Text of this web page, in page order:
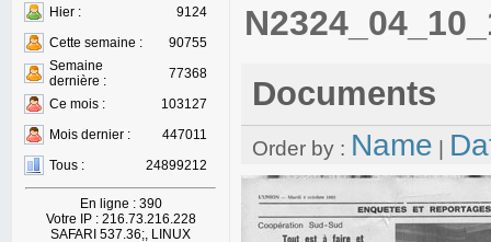
Hier :
9124
Cette semaine :
90755
Semaine
dernière :
77368
Ce mois :
103127
Mois dernier :
447011
Tous :
24899212
En ligne : 390
Votre IP : 216.73.216.228
SAFARI 537.36;, LINUX
Documents
Order by : Name